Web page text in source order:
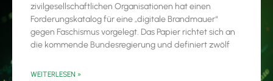
zivilgesellschaftlichen Organisationen hat einen
Forderungskatalog für eine „digitale Brandmauer“
gegen Faschismus vorgelegt. Das Papier richtet sich an
die kommende Bundesregierung und definiert zwölf
WEITERLESEN »